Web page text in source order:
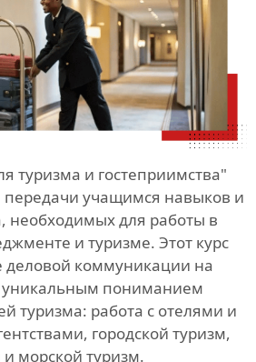
туризма и гостеприимства"
передачи учащимся навыков и
необходимых для работы в
и туризме. Этот курс
деловой коммуникации на
уникальным пониманием
туризма: работа с отелями и
городской туризм,
морской туризм.